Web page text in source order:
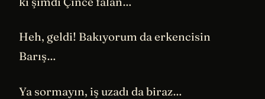
Heh, geldi! Bakıyorum da erkencisin
Barış…
Ya sormayın, iş uzadı da biraz…